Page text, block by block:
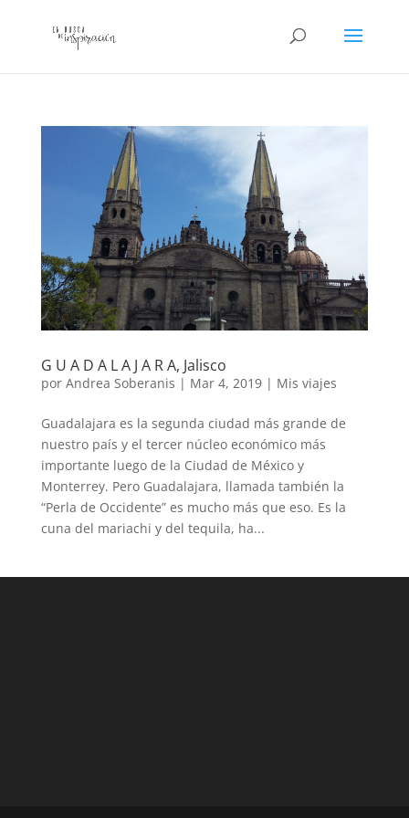
G U A D A L A J A R A, Jalisco
por Andrea Soberanis | Mar 4, 2019| Mis viajes
Guadalajara es la segunda ciudad más grande de
nuestro país y el tercer núcleo económico más
importante luego de la Ciudad de México y
Monterrey. Pero Guadalajara, llamada también la
“Perla de Occidente” es mucho más que eso. Es la
cuna del mariachi y del tequila, ha...